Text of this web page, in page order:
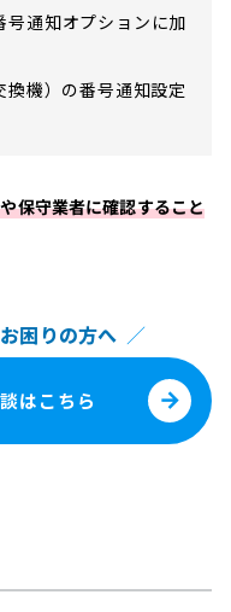
号通知オプションに加
換機）の番号通知設定
保守業者に確認すること
困りの方へ ／
はこちら